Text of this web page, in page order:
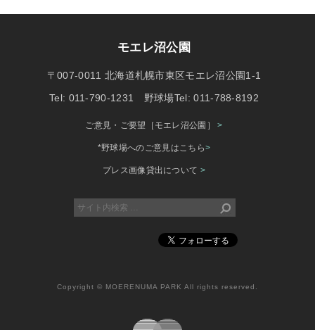
モエレ沼公園
〒007-0011 北海道札幌市東区モエレ沼公園1-1
Tel: 011-790-1231 野球場Tel: 011-788-8192
ご意見・ご要望［モエレ沼公園］>
*野球場へのご意見はこちら>
プレス画像貸出について >
Copyright © MOERENUMA PARK All rights reserved.